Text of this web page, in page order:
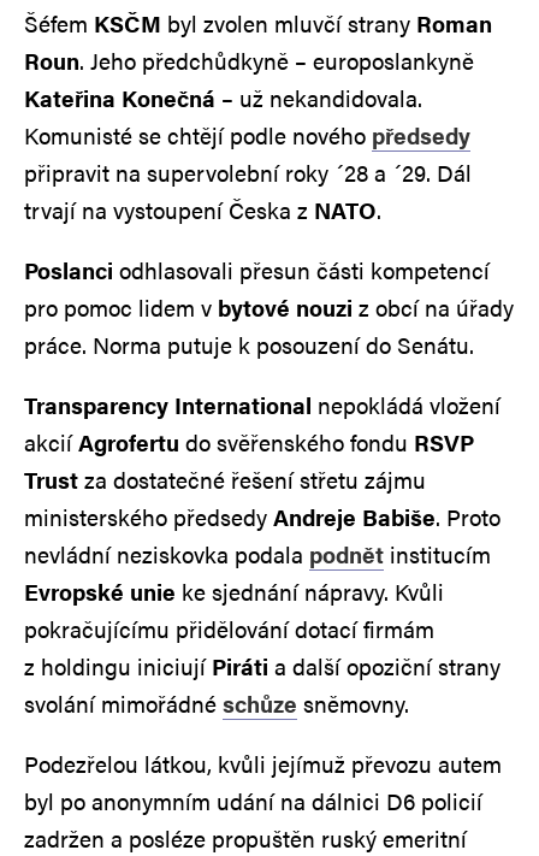
Šéfem KSČM byl zvolen mluvčí strany Roman
Roun. Jeho předchůdkyně – europoslankyně
Kateřina Konečná – už nekandidovala.
Komunisté se chtějí podle nového předsedy
připravit na supervolební roky ´28 a ´29. Dál
trvají na vystoupení Česka z NATO.
Poslanci odhlasovali přesun části kompetencí
pro pomoc lidem v bytové nouzi z obcí na úřady
práce. Norma putuje k posouzení do Senátu.
Transparency International nepokládá vložení
akciíAgrofertu do svěřenského fondu RSVP
Trustza dostatečné řešení střetu zájmu
ministerského předsedyAndreje Babiše. Proto
nevládní neziskovka podala podnět institucím
Evropské unie ke sjednání nápravy. Kvůli
pokračujícímu přidělování dotací firmám
z holdingu iniciujíPiráti a další opoziční strany
svolání mimořádnéschůze sněmovny.
Podezřelou látkou, kvůli jejímuž převozu autem
byl po anonymním udání na dálnici D6 policií
zadržen a posléze propuštěn ruský emeritní